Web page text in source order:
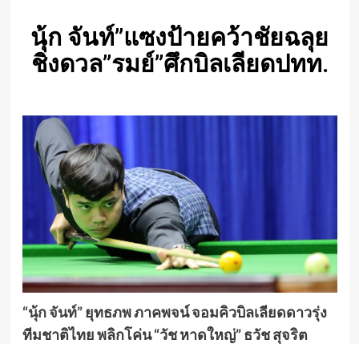
นุ้ก จันท์”แซงป้ายคว้าชัยฉลุย
ชิงดวล”รมย์”ศึกบิลเลียดปทท.
“นุ้ก จันท์”ยุทธภพ ภาคพจน์ จอมคิวบิลเลียดดาวรุ่ง
ทีมชาติไทย พลิกโค่น “วัช หาดใหญ่” ธวัช สุจริต